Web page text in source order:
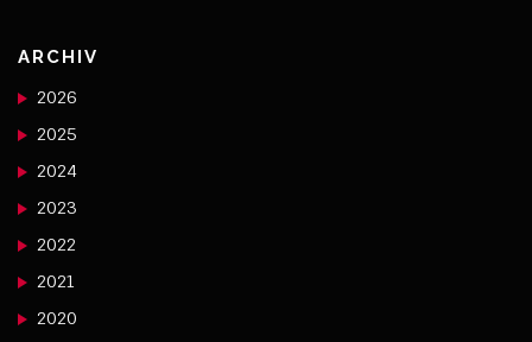
ARCHIV
2026
2025
2024
2023
2022
2021
2020